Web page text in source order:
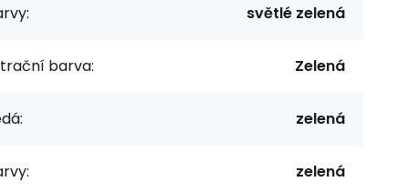
světlé zelená
barva: Zelená
zelená
zelená